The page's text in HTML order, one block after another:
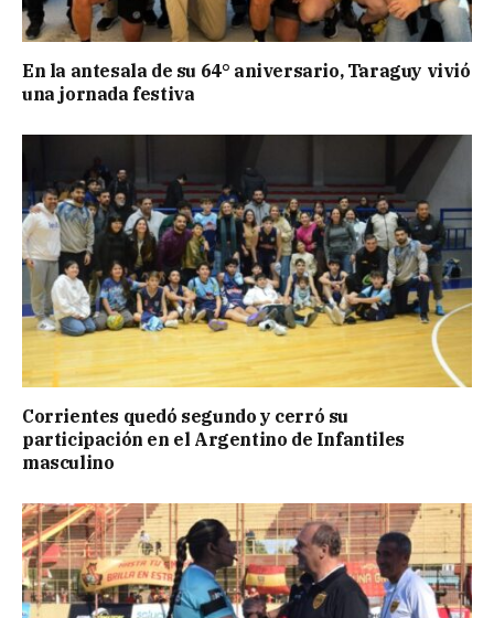
En la antesala de su 64° aniversario, Taraguy vivió
una jornada festiva
Corrientes quedó segundo y cerró su
participación en el Argentino de Infantiles
masculino